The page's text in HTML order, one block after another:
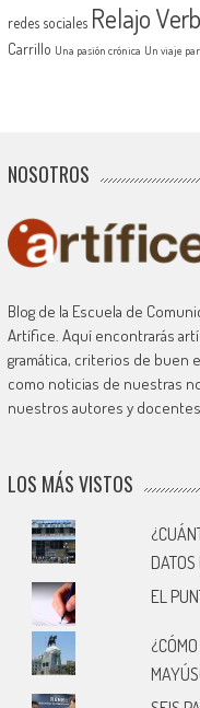
redes sociales Relajo
Carrillo Una pasión crónica Un viaje
NOSOTROS
Blog de la Escuela de
Artífice. Aquí encontrarás
gramática, criterios de buen
como noticias de nuestras
nuestros autores y
LOS MÁS VISTOS
EL